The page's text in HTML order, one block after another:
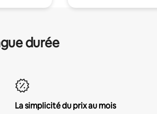
durée
La simplicité du prix au mois